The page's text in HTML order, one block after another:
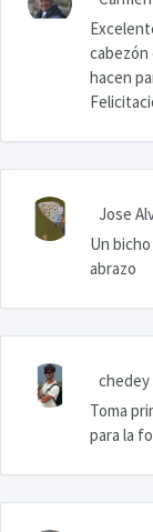
cabezón
hacen
Jose
Un
abrazo
chedey
Toma
para la